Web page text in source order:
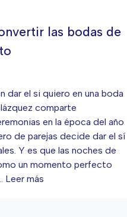
las bodas de
dar el si quiero en una boda
comparte
en la época del año
de parejas decide dar el sí
Y es que las noches de
un momento perfecto
Leer más